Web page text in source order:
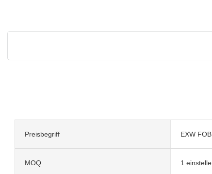
Preisbegriff EXW
MOQ 1